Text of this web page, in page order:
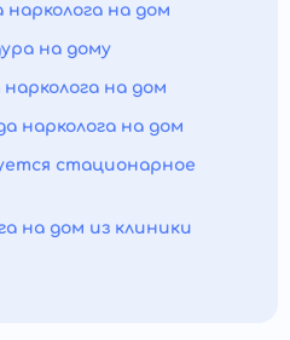
нарколога на дом
на дому
на дом
нарколога на дом
стационарное
на дом из клиники